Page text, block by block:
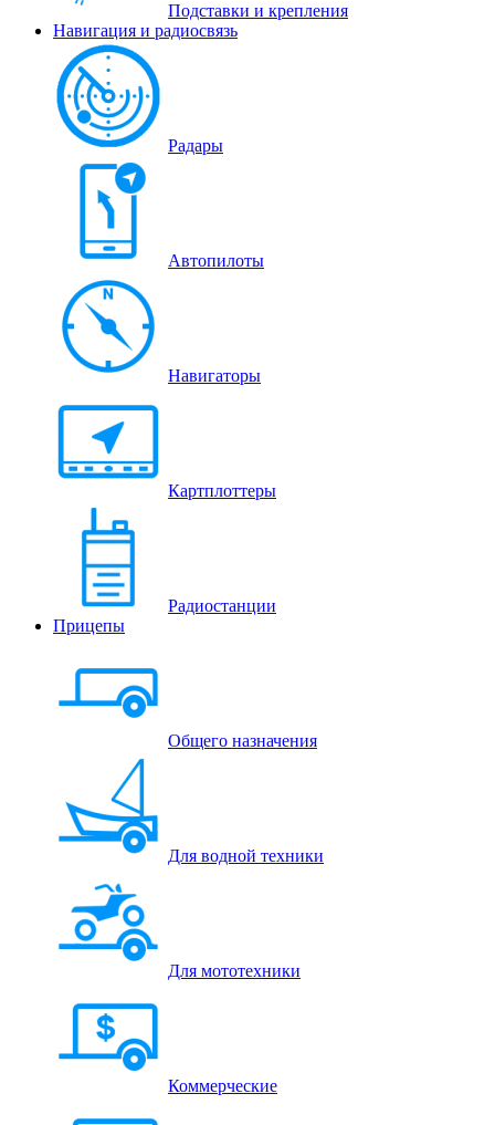
Подставки и крепления
Навигация и радиосвязь
Радары
Автопилоты
Навигаторы
Картплоттеры
Радиостанции
Прицепы
Общего назначения
Для водной техники
Для мототехники
Коммерческие